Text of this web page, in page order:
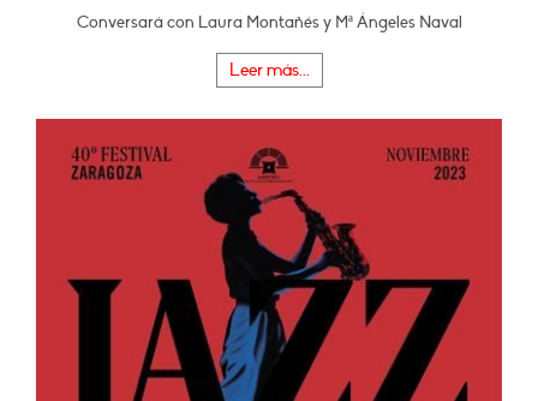
Conversará con Laura Montañés y Mª Ángeles Naval
Leer más...